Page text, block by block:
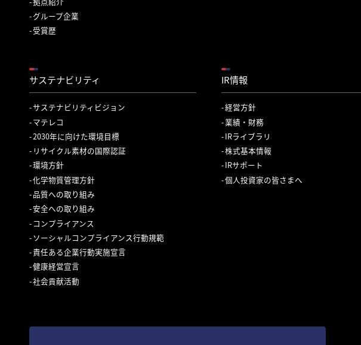
グループ企業
受賞歴
サステナビリティ
サステナビリティビジョン
マテレコ
2030年に向けた環境目標
リサイクル素材の国際認証
環境方針
化学物質管理方針
品質への取り組み
安全への取り組み
コンプライアンス
ソーシャルコンプライアンス行動規範
責任ある企業行動実施宣言
健康経営宣言
社会貢献活動
IR情報
経営方針
業績・財務
IRライブラリ
株式基本情報
IRサポート
個人投資家の皆さまへ